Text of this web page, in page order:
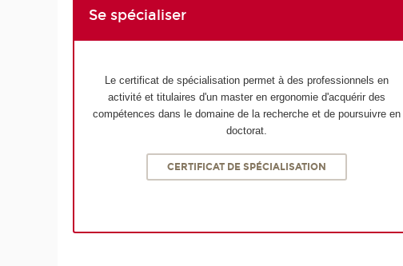
Se spécialiser
Le certificat de spécialisation permet à des professionnels en
activité et titulaires d'un master en ergonomie d'acquérir des
compétences dans le domaine de la recherche et de poursuivre en
doctorat.
CERTIFICAT DE SPÉCIALISATION